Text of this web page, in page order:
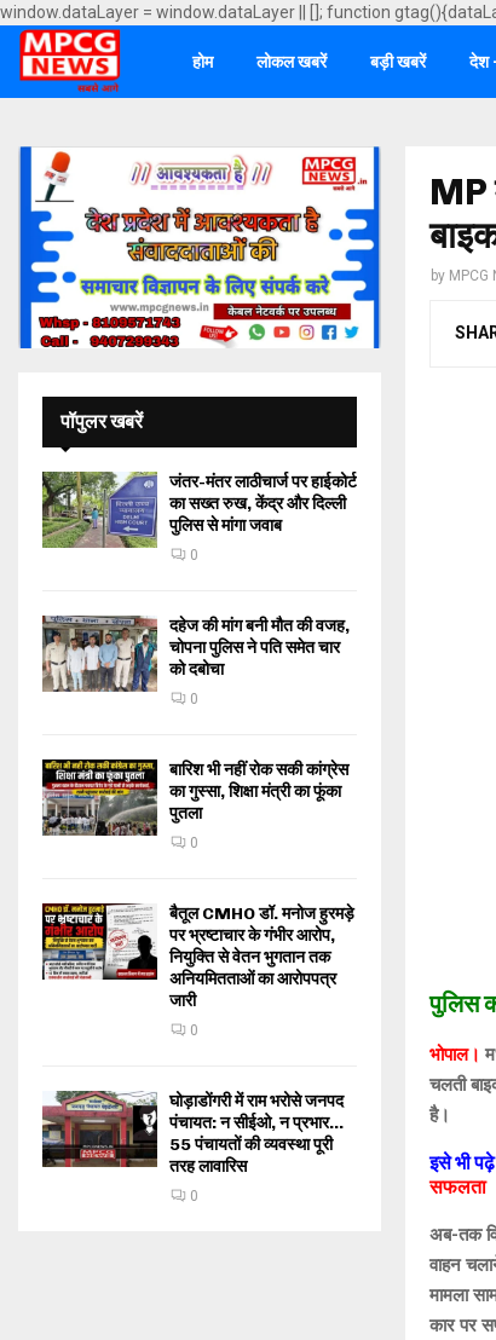
window.dataLayer = window.dataLayer || []; function
होम लोकल खबरें बड़ी खबरें देश
MP
by MPCG
पुलिस
भोपाल।
चलती
है।
इसे भी
सफलता
अब-तक
वाहन
मामला
कार पर
पॉपुलर खबरें
जंतर-मंतर लाठीचार्ज पर हाईकोर्ट
का सख्त रुख, केंद्र और दिल्ली
पुलिस से मांगा जवाब
0
दहेज की मांग बनी मौत की वजह,
चोपना पुलिस ने पति समेत चार
को दबोचा
0
बारिश भी नहीं रोक सकी कांग्रेस
का गुस्सा, शिक्षा मंत्री का फूंका
पुतला
0
बैतूल CMHO डॉ. मनोज हुरमड़े
पर भ्रष्टाचार के गंभीर आरोप,
नियुक्ति से वेतन भुगतान तक
अनियमितताओं का आरोपपत्र
जारी
0
घोड़ाडोंगरी में राम भरोसे जनपद
पंचायत: न सीईओ, न प्रभार…
55 पंचायतों की व्यवस्था पूरी
तरह लावारिस
0